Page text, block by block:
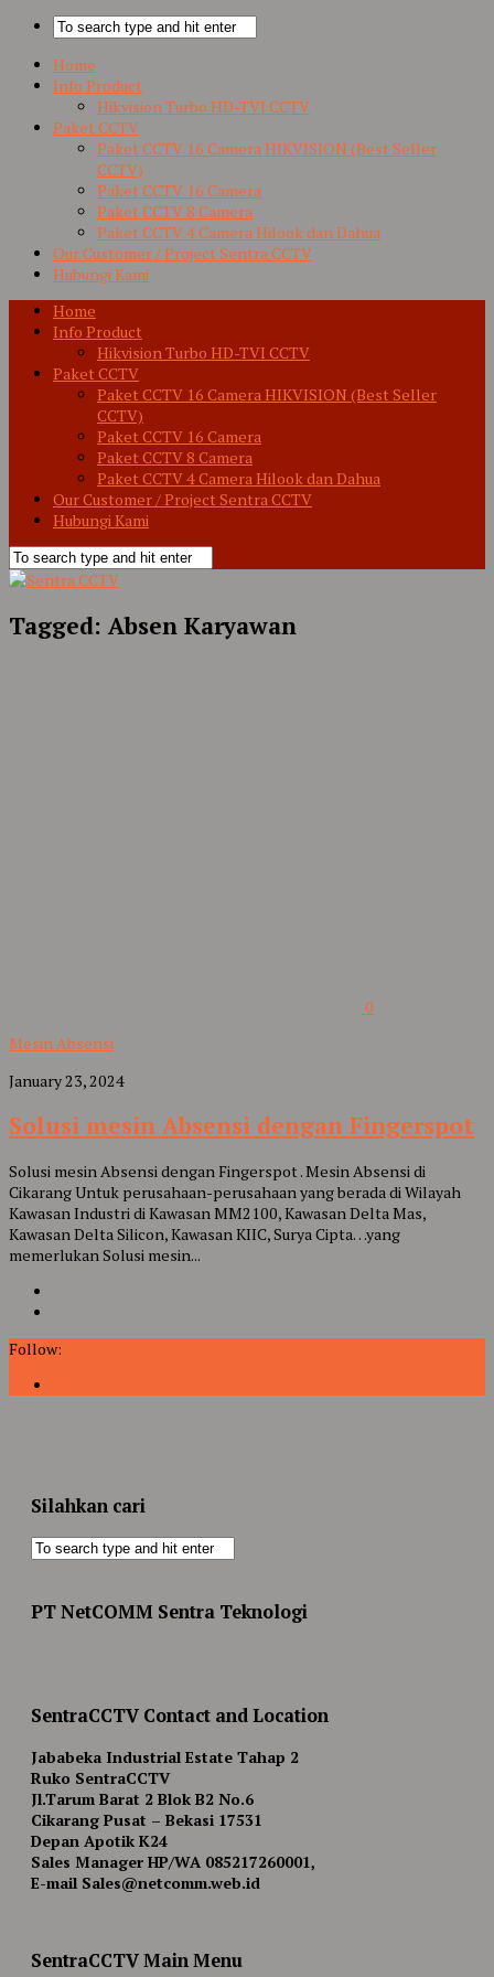
Home
Info Product
Hikvision Turbo HD-TVI CCTV
Paket CCTV
Paket CCTV 16 Camera HIKVISION (Best Seller
CCTV)
Paket CCTV 16 Camera
Paket CCTV 8 Camera
Paket CCTV 4 Camera Hilook dan Dahua
Our Customer / Project Sentra CCTV
Hubungi Kami
Home
Info Product
Hikvision Turbo HD-TVI CCTV
Paket CCTV
Paket CCTV 16 Camera HIKVISION (Best Seller
CCTV)
Paket CCTV 16 Camera
Paket CCTV 8 Camera
Paket CCTV 4 Camera Hilook dan Dahua
Our Customer / Project Sentra CCTV
Hubungi Kami
Tagged:Absen Karyawan
0
Mesin Absensi
January 23, 2024
Solusi mesin Absensi dengan Fingerspot
Solusi mesin Absensi dengan Fingerspot . Mesin Absensi di
Cikarang Untuk perusahaan-perusahaan yang berada di Wilayah
Kawasan Industri di Kawasan MM2100, Kawasan Delta Mas,
Kawasan Delta Silicon, Kawasan KIIC, Surya Cipta…yang
memerlukan Solusi mesin...
Follow:
Silahkan cari
PT NetCOMM Sentra Teknologi
SentraCCTV Contact and Location
Jababeka Industrial Estate Tahap 2
Ruko SentraCCTV
Jl.Tarum Barat 2 Blok B2 No.6
Cikarang Pusat – Bekasi 17531
Depan Apotik K24
Sales Manager HP/WA 085217260001,
E-mail Sales@netcomm.web.id
SentraCCTV Main Menu